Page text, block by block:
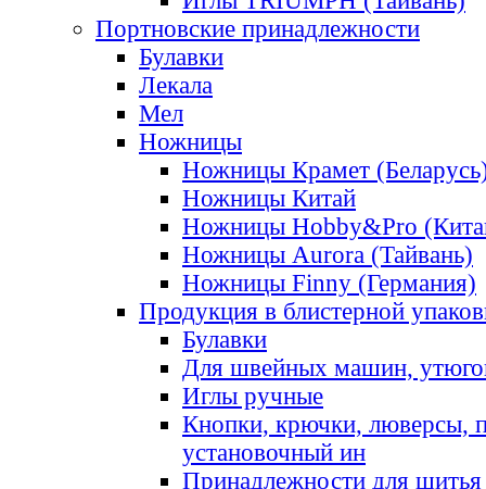
Портновские принадлежности
Булавки
Лекала
Мел
Ножницы
Ножницы Крамет
Ножницы Китай
Ножницы Hobby&Pro
Ножницы Aurora (Тайвань)
Ножницы Finny (Германия)
Продукция в блистерной
Булавки
Для швейных машин,
Иглы ручные
Кнопки, крючки, люверсы,
установочный ин
Принадлежности для шитья